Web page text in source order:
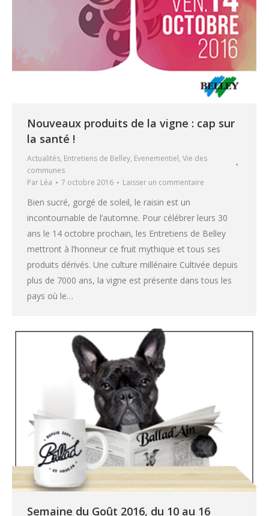
Nouveaux produits de la vigne : cap sur
la santé !
Actualités, Entretiens de Belley, Evenementiel, Vie des
communes
Par Léa 7 octobre 2016 Laisser un commentaire
Bien sucré, gorgé de soleil, le raisin est un
incontournable de l’automne. Pour célébrer leurs 30
ans le 14 octobre prochain, les Entretiens de Belley
mettront à l’honneur ce fruit mythique et tous ses
produits dérivés. Une culture millénaire Cultivée depuis
plus de 7000 ans, la vigne est présente dans tous les
pays où le…
Semaine du Goût 2016, du 10 au 16